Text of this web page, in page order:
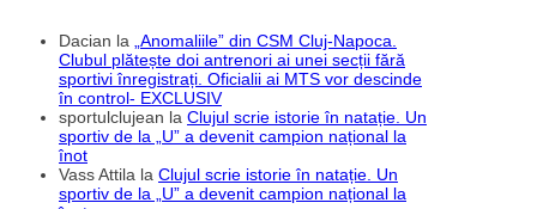
Dacian la
„Anomaliile” din CSM Cluj-Napoca.
Clubul plătește doi antrenori ai unei secții fără
sportivi înregistrați. Oficialii ai MTS vor descinde
în control- EXCLUSIV
sportulclujean la Clujul scrie istorie în natație. Un
sportiv de la „U” a devenit campion național la
înot
Vass Attila la Clujul scrie istorie în natație. Un
sportiv de la „U” a devenit campion național la